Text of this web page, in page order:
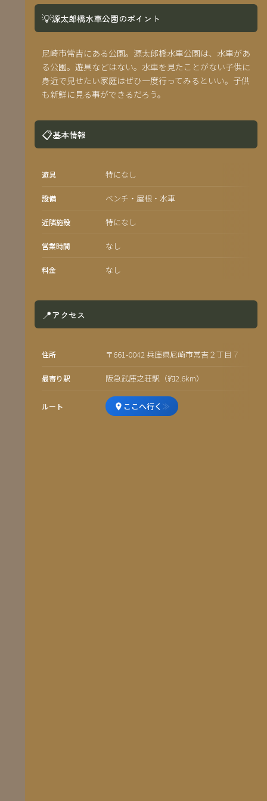
💡源太郎橋水車公園のポイント
尼崎市常吉にある公園。源太郎橋水車公園は、水車があ
る公園。遊具などはない。水車を見たことがない子供に
身近で見せたい家庭はぜひ一度行ってみるといい。子供
も新鮮に見る事ができるだろう。
📋基本情報
遊具 特になし
設備 ベンチ・屋根・水車
近隣施設 特になし
営業時間 なし
料金 なし
📍アクセス
住所 〒661-0042 兵庫県尼崎市常吉２丁目７
最寄り駅 阪急武庫之荘駅（約2.6km）
ルート ここへ行く ≫